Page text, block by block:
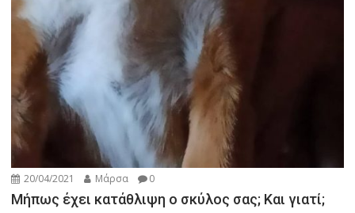
20/04/2021 Μάρσα 0
Μήπως έχει κατάθλιψη ο σκύλος σας; Και γιατί;